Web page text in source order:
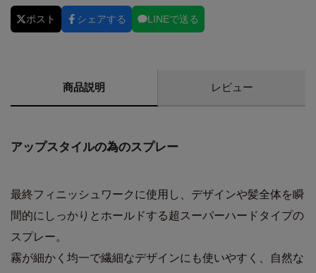
ポスト シェアする LINEで送る
商品説明 レビュー
アップスタイルの為のスプレー
最終フィニッシュワークに使用し、デザインや髪全体を瞬
間的にしっかりとホールドする超スーパーハードタイプの
スプレー。
霧が細かく均一で繊細なデザインにも使いやすく、自然な